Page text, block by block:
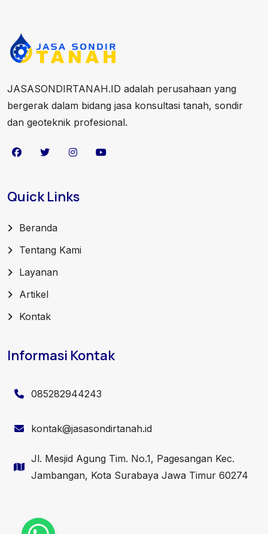
JASASONDIRTANAH.ID adalah perusahaan yang
bergerak dalam bidang jasa konsultasi tanah, sondir
dan geoteknik profesional.
Quick Links
Beranda
Tentang Kami
Layanan
Artikel
Kontak
Informasi Kontak
085282944243
kontak@jasasondirtanah.id
Jl. Mesjid Agung Tim. No.1, Pagesangan Kec.
Jambangan, Kota Surabaya Jawa Timur 60274